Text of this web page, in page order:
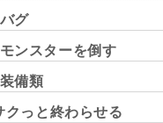
グ
ンスターを倒す
備類
っと終わらせる